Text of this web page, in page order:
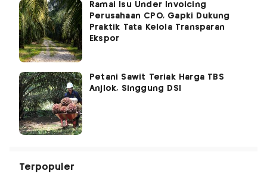
Ramai Isu Under Invoicing
Perusahaan CPO, Gapki Dukung
Praktik Tata Kelola Transparan
Ekspor
Petani Sawit Teriak Harga TBS
Anjlok, Singgung DSI
Terpopuler